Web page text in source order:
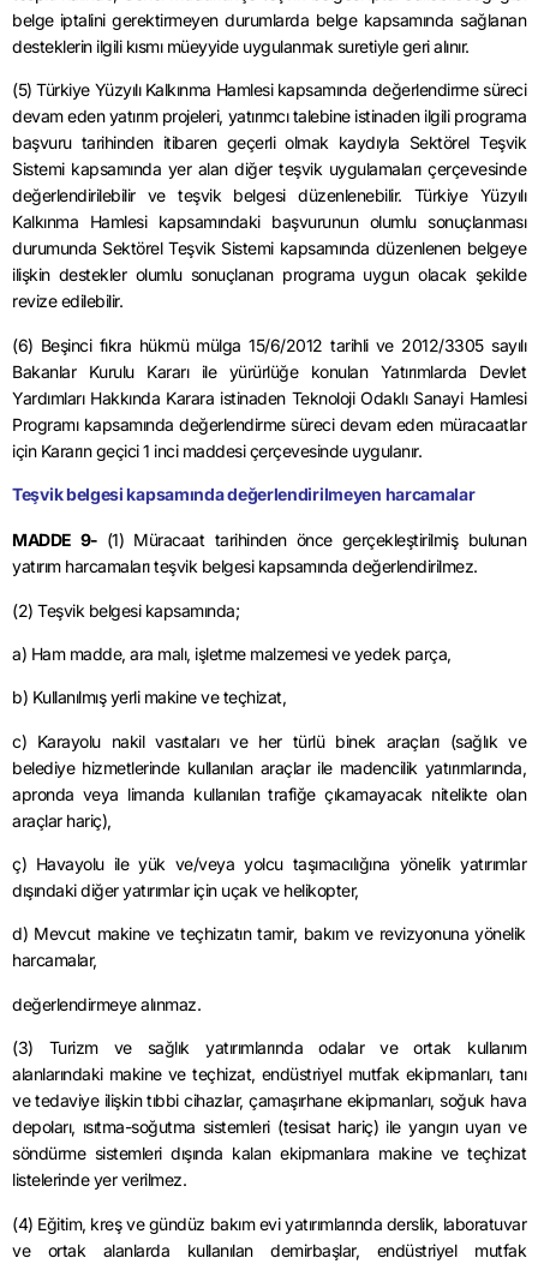
belge iptalini gerektirmeyen durumlarda belge kapsamında sağlanan
desteklerin ilgili kısmı müeyyide uygulanmak suretiyle geri alınır.
(5) Türkiye Yüzyılı Kalkınma Hamlesi kapsamında değerlendirme süreci
devam eden yatırım projeleri, yatırımcı talebine istinaden ilgili programa
başvuru tarihinden itibaren geçerli olmak kaydıyla Sektörel Teşvik
Sistemi kapsamında yer alan diğer teşvik uygulamaları çerçevesinde
değerlendirilebilir ve teşvik belgesi düzenlenebilir. Türkiye Yüzyılı
Kalkınma Hamlesi kapsamındaki başvurunun olumlu sonuçlanması
durumunda Sektörel Teşvik Sistemi kapsamında düzenlenen belgeye
ilişkin destekler olumlu sonuçlanan programa uygun olacak şekilde
revize edilebilir.
(6) Beşinci fıkra hükmü mülga 15/6/2012 tarihli ve 2012/3305 sayılı
Bakanlar Kurulu Kararı ile yürürlüğe konulan Yatırımlarda Devlet
Yardımları Hakkında Karara istinaden Teknoloji Odaklı Sanayi Hamlesi
Programı kapsamında değerlendirme süreci devam eden müracaatlar
için Kararın geçici 1 inci maddesi çerçevesinde uygulanır.
Teşvik belgesi kapsamında değerlendirilmeyen harcamalar
MADDE 9- (1) Müracaat tarihinden önce gerçekleştirilmiş bulunan
yatırım harcamaları teşvik belgesi kapsamında değerlendirilmez.
(2) Teşvik belgesi kapsamında;
a) Ham madde, ara malı, işletme malzemesi ve yedek parça,
b) Kullanılmış yerli makine ve teçhizat,
c) Karayolu nakil vasıtaları ve her türlü binek araçları (sağlık ve
belediye hizmetlerinde kullanılan araçlar ile madencilik yatırımlarında,
apronda veya limanda kullanılan trafiğe çıkamayacak nitelikte olan
araçlar hariç),
ç) Havayolu ile yük ve/veya yolcu taşımacılığına yönelik yatırımlar
dışındaki diğer yatırımlar için uçak ve helikopter,
d) Mevcut makine ve teçhizatın tamir, bakım ve revizyonuna yönelik
harcamalar,
değerlendirmeye alınmaz.
(3) Turizm ve sağlık yatırımlarında odalar ve ortak kullanım
alanlarındaki makine ve teçhizat, endüstriyel mutfak ekipmanları, tanı
ve tedaviye ilişkin tıbbi cihazlar, çamaşırhane ekipmanları, soğuk hava
depoları, ısıtma-soğutma sistemleri (tesisat hariç) ile yangın uyarı ve
söndürme sistemleri dışında kalan ekipmanlara makine ve teçhizat
listelerinde yer verilmez.
(4) Eğitim, kreş ve gündüz bakım evi yatırımlarında derslik, laboratuvar
ve ortak alanlarda kullanılan demirbaşlar, endüstriyel mutfak